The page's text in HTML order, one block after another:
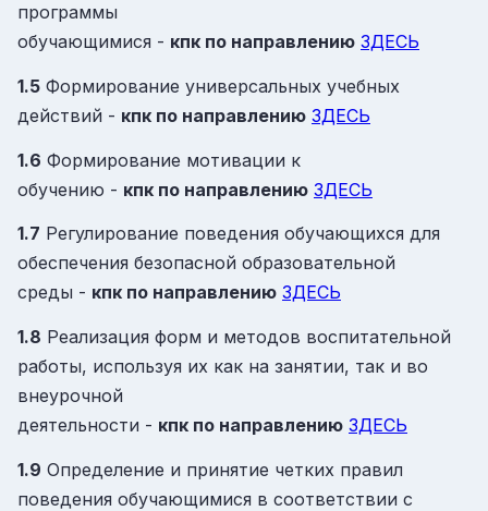
программы
обучающимися - кпк по направлению ЗДЕСЬ
1.5 Формирование универсальных учебных
действий - кпк по направлению ЗДЕСЬ
1.6 Формирование мотивации к
обучению - кпк по направлению ЗДЕСЬ
1.7 Регулирование поведения обучающихся для
обеспечения безопасной образовательной
среды - кпк по направлению ЗДЕСЬ
1.8 Реализация форм и методов воспитательной
работы, используя их как на занятии, так и во
внеурочной
деятельности - кпк по направлению ЗДЕСЬ
1.9 Определение и принятие четких правил
поведения обучающимися в соответствии с